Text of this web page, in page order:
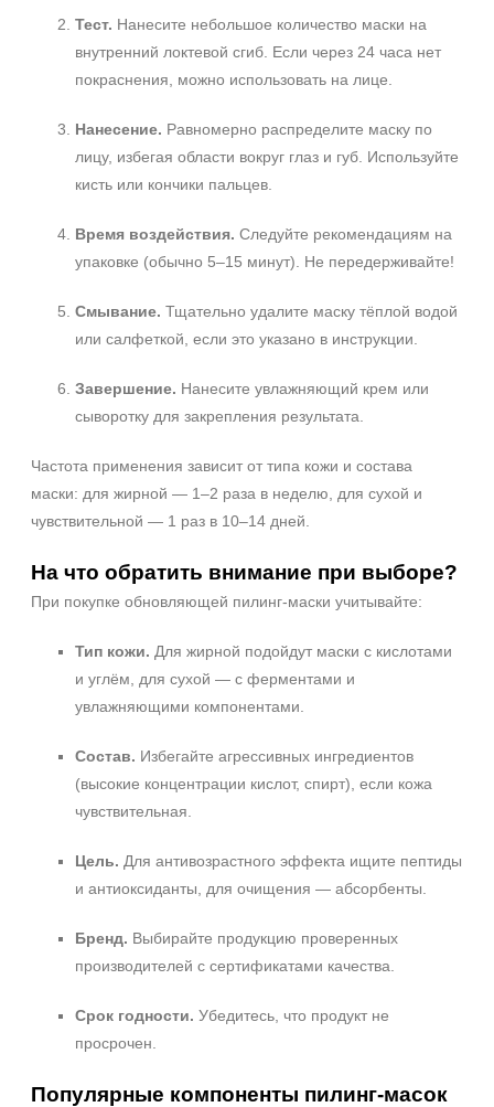
Тест. Нанесите небольшое количество маски на
внутренний локтевой сгиб. Если через 24 часа нет
покраснения, можно использовать на лице.
Нанесение. Равномерно распределите маску по
лицу, избегая области вокруг глаз и губ. Используйте
кисть или кончики пальцев.
Время воздействия. Следуйте рекомендациям на
упаковке (обычно 5–15 минут). Не передерживайте!
Смывание. Тщательно удалите маску тёплой водой
или салфеткой, если это указано в инструкции.
Завершение. Нанесите увлажняющий крем или
сыворотку для закрепления результата.
Частота применения зависит от типа кожи и состава
маски: для жирной — 1–2 раза в неделю, для сухой и
чувствительной — 1 раз в 10–14 дней.
На что обратить внимание при выборе?
При покупке обновляющей пилинг‑маски учитывайте:
Тип кожи. Для жирной подойдут маски с кислотами
и углём, для сухой — с ферментами и
увлажняющими компонентами.
Состав. Избегайте агрессивных ингредиентов
(высокие концентрации кислот, спирт), если кожа
чувствительная.
Цель. Для антивозрастного эффекта ищите пептиды
и антиоксиданты, для очищения — абсорбенты.
Бренд. Выбирайте продукцию проверенных
производителей с сертификатами качества.
Срок годности. Убедитесь, что продукт не
просрочен.
Популярные компоненты пилинг‑масок